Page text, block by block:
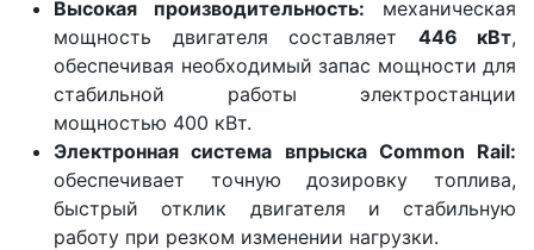
Высокая производительность: механическая
мощность двигателя составляет 446 кВт,
обеспечивая необходимый запас мощности для
стабильной работы электростанции
мощностью 400 кВт.
Электронная система впрыска Common Rail:
обеспечивает точную дозировку топлива,
быстрый отклик двигателя и стабильную
работу при резком изменении нагрузки.